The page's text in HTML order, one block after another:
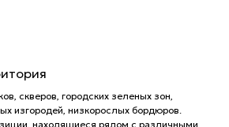
скверов, городских зеленых зон,
изгородей, низкорослых бордюров.
находящиеся рядом с различными